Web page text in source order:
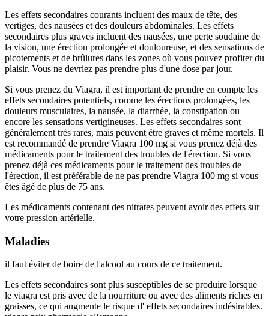
Les effets secondaires courants incluent des maux de tête, des
vertiges, des nausées et des douleurs abdominales. Les effets
secondaires plus graves incluent des nausées, une perte soudaine de
la vision, une érection prolongée et douloureuse, et des sensations de
picotements et de brûlures dans les zones où vous pouvez profiter du
plaisir. Vous ne devriez pas prendre plus d'une dose par jour.
Si vous prenez du Viagra, il est important de prendre en compte les
effets secondaires potentiels, comme les érections prolongées, les
douleurs musculaires, la nausée, la diarrhée, la constipation ou
encore les sensations vertigineuses. Les effets secondaires sont
généralement très rares, mais peuvent être graves et même mortels. Il
est recommandé de prendre Viagra 100 mg si vous prenez déjà des
médicaments pour le traitement des troubles de l'érection. Si vous
prenez déjà ces médicaments pour le traitement des troubles de
l'érection, il est préférable de ne pas prendre Viagra 100 mg si vous
êtes âgé de plus de 75 ans.
Les médicaments contenant des nitrates peuvent avoir des effets sur
votre pression artérielle.
Maladies
il faut éviter de boire de l'alcool au cours de ce traitement.
Les effets secondaires sont plus susceptibles de se produire lorsque
le viagra est pris avec de la nourriture ou avec des aliments riches en
graisses, ce qui augmente le risque d' effets secondaires indésirables.